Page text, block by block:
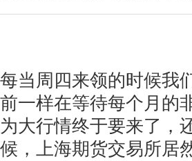
每当周四来领的时候我
前一样在等待每个月的
为大行情终于要来了，
候，上海期货交易所居